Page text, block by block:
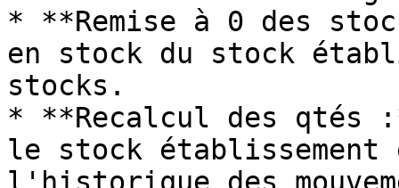
* **Remise à 0 des
en stock du stock
stocks.
* **Recalcul des qtés
le stock